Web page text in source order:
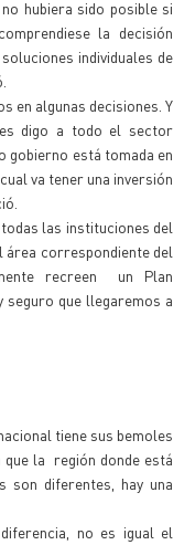
hubiera sido posible si
la decisión
individuales de
en algunas decisiones. Y
digo a todo el sector
gobierno está tomada en
va tener una inversión
las instituciones del
área correspondiente del
recreen un Plan
seguro que llegaremos a
tiene sus bemoles
la región donde está
son diferentes, hay una
no es igual el